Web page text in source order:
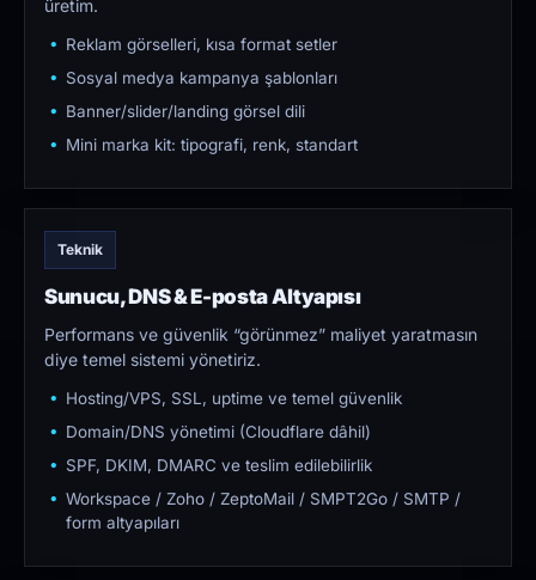
üretim.
Reklam görselleri, kısa format setler
Sosyal medya kampanya şablonları
Banner/slider/landing görsel dili
Mini marka kit: tipografi, renk, standart
Teknik
Sunucu, DNS & E-posta Altyapısı
Performans ve güvenlik “görünmez” maliyet yaratmasın
diye temel sistemi yönetiriz.
Hosting/VPS, SSL, uptime ve temel güvenlik
Domain/DNS yönetimi (Cloudflare dâhil)
SPF, DKIM, DMARC ve teslim edilebilirlik
Workspace / Zoho / ZeptoMail / SMPT2Go / SMTP /
form altyapıları